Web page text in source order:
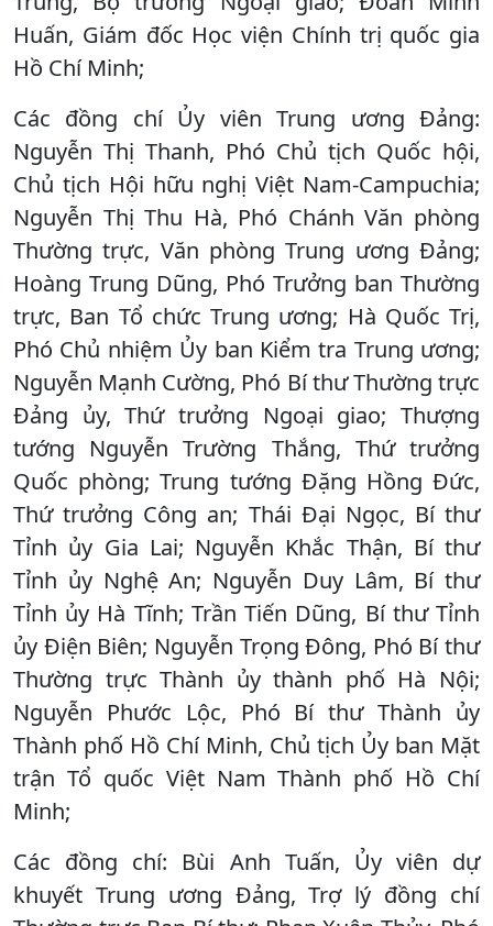
Huấn, Giám đốc Học viện Chính trị quốc gia
Hồ Chí Minh;
Các đồng chí Ủy viên Trung ương Đảng:
Nguyễn Thị Thanh, Phó Chủ tịch Quốc hội,
Chủ tịch Hội hữu nghị Việt Nam-Campuchia;
Nguyễn Thị Thu Hà, Phó Chánh Văn phòng
Thường trực, Văn phòng Trung ương Đảng;
Hoàng Trung Dũng, Phó Trưởng ban Thường
trực, Ban Tổ chức Trung ương; Hà Quốc Trị,
Phó Chủ nhiệm Ủy ban Kiểm tra Trung ương;
Nguyễn Mạnh Cường, Phó Bí thư Thường trực
Đảng ủy, Thứ trưởng Ngoại giao; Thượng
tướng Nguyễn Trường Thắng, Thứ trưởng
Quốc phòng; Trung tướng Đặng Hồng Đức,
Thứ trưởng Công an; Thái Đại Ngọc, Bí thư
Tỉnh ủy Gia Lai; Nguyễn Khắc Thận, Bí thư
Tỉnh ủy Nghệ An; Nguyễn Duy Lâm, Bí thư
Tỉnh ủy Hà Tĩnh; Trần Tiến Dũng, Bí thư Tỉnh
ủy Điện Biên; Nguyễn Trọng Đông, Phó Bí thư
Thường trực Thành ủy thành phố Hà Nội;
Nguyễn Phước Lộc, Phó Bí thư Thành ủy
Thành phố Hồ Chí Minh, Chủ tịch Ủy ban Mặt
trận Tổ quốc Việt Nam Thành phố Hồ Chí
Minh;
Các đồng chí: Bùi Anh Tuấn, Ủy viên dự
khuyết Trung ương Đảng, Trợ lý đồng chí